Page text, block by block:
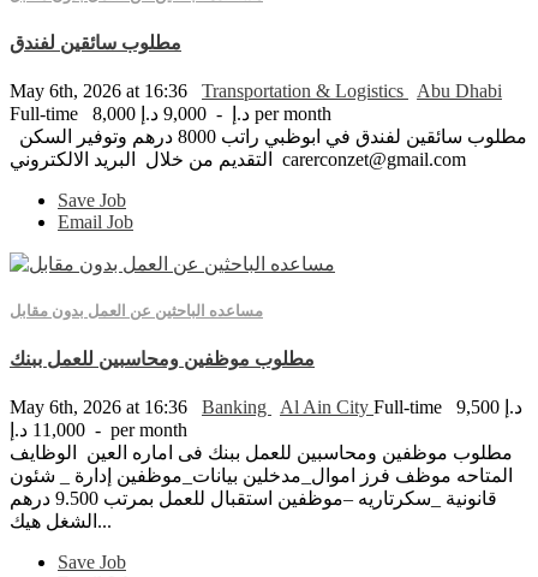
مطلوب سائقين لفندق
May 6th, 2026 at 16:36 Transportation & Logistics
Abu Dhabi
Full-time
8,000 د.إ - 9,000 د.إ per month
التقديم من خلال البريد الالكتروني carerconzet@gmail.com
Save Job
Email Job
مساعده الباحثين عن العمل بدون مقابل
مطلوب موظفين ومحاسبين للعمل ببنك
May 6th, 2026 at 16:36 Banking Al Ain City Full-time
9,500 د.إ
- 11,000 د.إ per month
مطلوب موظفين ومحاسبين للعمل ببنك فى اماره العين الوظايف
المتاحه موظف فرز اموال_مدخلين بيانات_موظفين إدارة _ شئون
قانونية _سكرتاريه –موظفين استقبال للعمل بمرتب 9.500 درهم
الشغل هيك...
Save Job